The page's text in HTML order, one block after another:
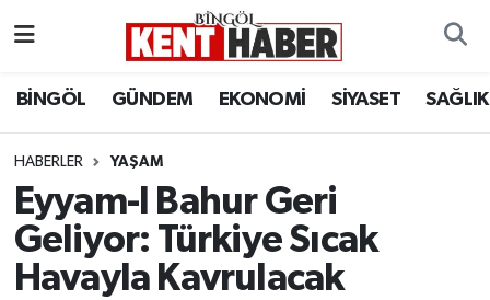
BİNGÖL GÜNDEM EKONOMİ SİYASET SAĞLIK
HABERLER YAŞAM
Eyyam-I Bahur Geri
Geliyor: Türkiye Sıcak
Havayla Kavrulacak
BİLİM-TEKNOLOJİ
DÜNYA
EĞİTİM
Bingöl Hava Durumu
Bingöl Namaz Vakitleri
Bingöl Trafik Yoğunluk Haritası